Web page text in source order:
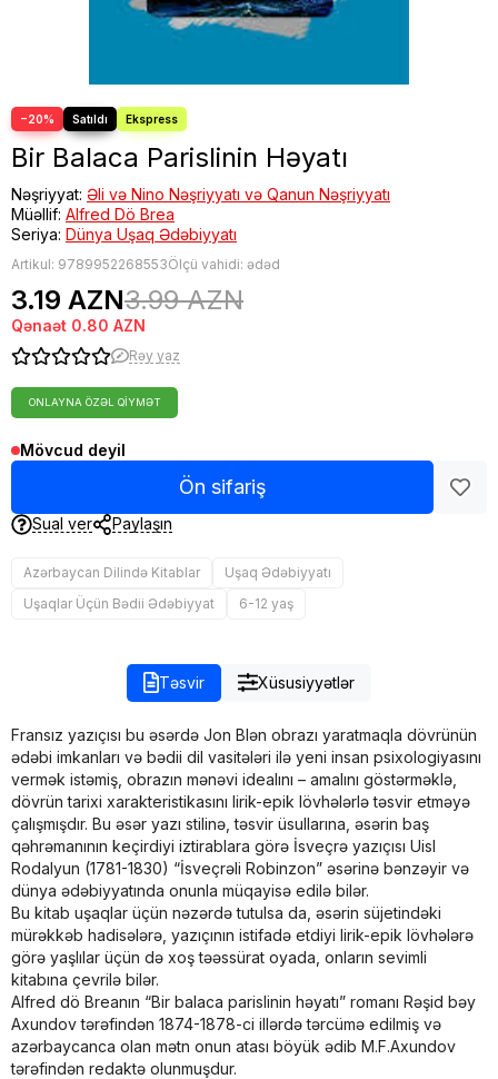
−20%
Bir Balaca Parislinin Həyatı
Nəşriyyat: Əli və Nino Nəşriyyatı və Qanun Nəşriyyatı
Müəllif: Alfred Dö Brea
Seriya: Dünya Uşaq Ədəbiyyatı
Artikul: 9789952268553Ölçü vahidi: ədəd
3.19 AZN3.99 AZN
Qənaət 0.80 AZN
Rəy yaz
ONLAYNA ÖZƏL QIYMƏT
Mövcud deyil
Ön sifariş
Sual ver Paylaşın
Azərbaycan Dilində Kitablar
Uşaq Ədəbiyyatı
Uşaqlar Üçün Bədii Ədəbiyyat
6-12 yaş
Təsvir Xüsusiyyətlər
Fransız yazıçısı bu əsərdə Jon Blən obrazı yaratmaqla dövrünün
ədəbi imkanları və bədii dil vasitələri ilə yeni insan psixologiyasını
vermək istəmiş, obrazın mənəvi idealını – amalını göstərməklə,
dövrün tarixi xarakteristikasını lirik-epik lövhələrlə təsvir etməyə
çalışmışdır. Bu əsər yazı stilinə, təsvir üsullarına, əsərin baş
qəhrəmanının keçirdiyi iztirablara görə İsveçrə yazıçısı Uisl
Rodalyun (1781-1830) “İsveçrəli Robinzon” əsərinə bənzəyir və
dünya ədəbiyyatında onunla müqayisə edilə bilər.
Bu kitab uşaqlar üçün nəzərdə tutulsa da, əsərin süjetindəki
mürəkkəb hadisələrə, yazıçının istifadə etdiyi lirik-epik löv­hələrə
görə yaşlılar üçün də xoş təəssürat oyada, onların sevimli
kitabına çevrilə bilər.
Alfred dö Breanın “Bir balaca parislinin həyatı” romanı Rə­şid bəy
Axundov tərəfindən 1874-1878-ci illərdə tərcümə edilmiş və
azərbaycanca olan mətn onun atası böyük ədib M.F.Axundov
tərəfindən redaktə olunmuşdur.